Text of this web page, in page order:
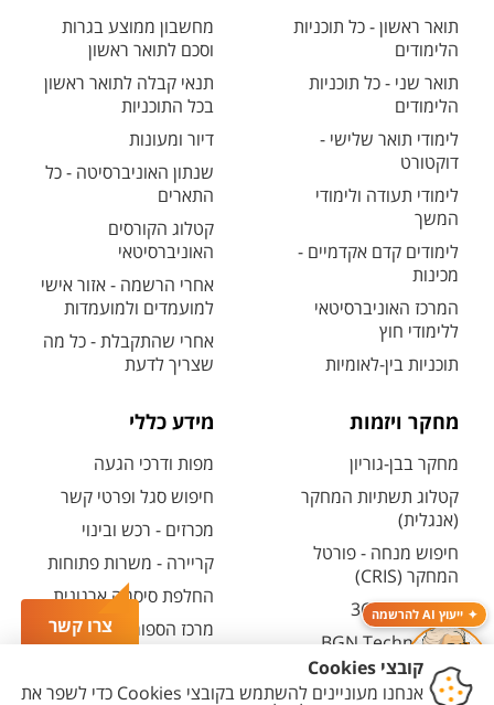
צרו קשר
ייעוץ AI להרשמה
תואר ראשון - כל תוכניות
הלימודים
תואר שני - כל תוכניות
הלימודים
לימודי תואר שלישי -
דוקטורט
לימודי תעודה ולימודי
המשך
לימודים קדם אקדמיים -
מכינות
המרכז האוניברסיטאי
ללימודי חוץ
תוכניות בין-לאומיות
מחשבון ממוצע בגרות
וסכם לתואר ראשון
תנאי קבלה לתואר ראשון
בכל התוכניות
דיור ומעונות
שנתון האוניברסיטה - כל
התארים
קטלוג הקורסים
האוניברסיטאי
אחרי הרשמה - אזור אישי
למועמדים ולמועמדות
אחרי שהתקבלת - כל מה
שצריך לדעת
מחקר ויזמות
מחקר בבן-גוריון
קטלוג תשתיות המחקר
(אנגלית)
חיפוש מנחה - פורטל
המחקר (CRIS)
מרכז יזמות 360
BGN Technology
Transfer
פארק ההייטק
מידע כללי
מפות ודרכי הגעה
חיפוש סגל ופרטי קשר
מכרזים - רכש ובינוי
קריירה - משרות פתוחות
החלפת סיסמה ארגונית
מרכז הספורט והנופש
חירום